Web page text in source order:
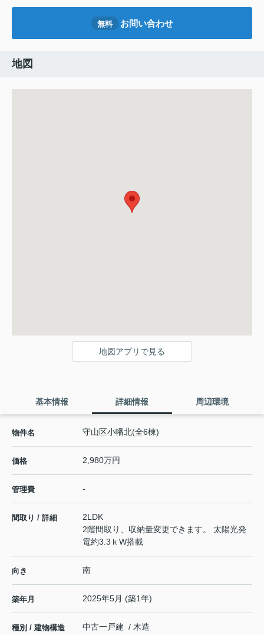
無料 お問い合わせ
地図
地図アプリで見る
基本情報 詳細情報 周辺環境
物件名 守山区小幡北(全6棟)
価格 2,980万円
管理費 -
間取り / 詳細
2LDK
2階間取り、収納量変更できます。 太陽光発
電約3.3ｋW搭載
向き 南
築年月 2025年5月 (築1年)
種別 / 建物構造 中古一戸建 / 木造